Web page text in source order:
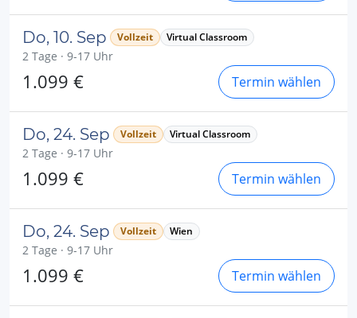
Do, 10. Sep Vollzeit Virtual Classroom
2 Tage · 9-17 Uhr
1.099 € Termin wählen
Do, 24. Sep Vollzeit Virtual Classroom
2 Tage · 9-17 Uhr
1.099 € Termin wählen
Do, 24. Sep Vollzeit Wien
2 Tage · 9-17 Uhr
1.099 € Termin wählen